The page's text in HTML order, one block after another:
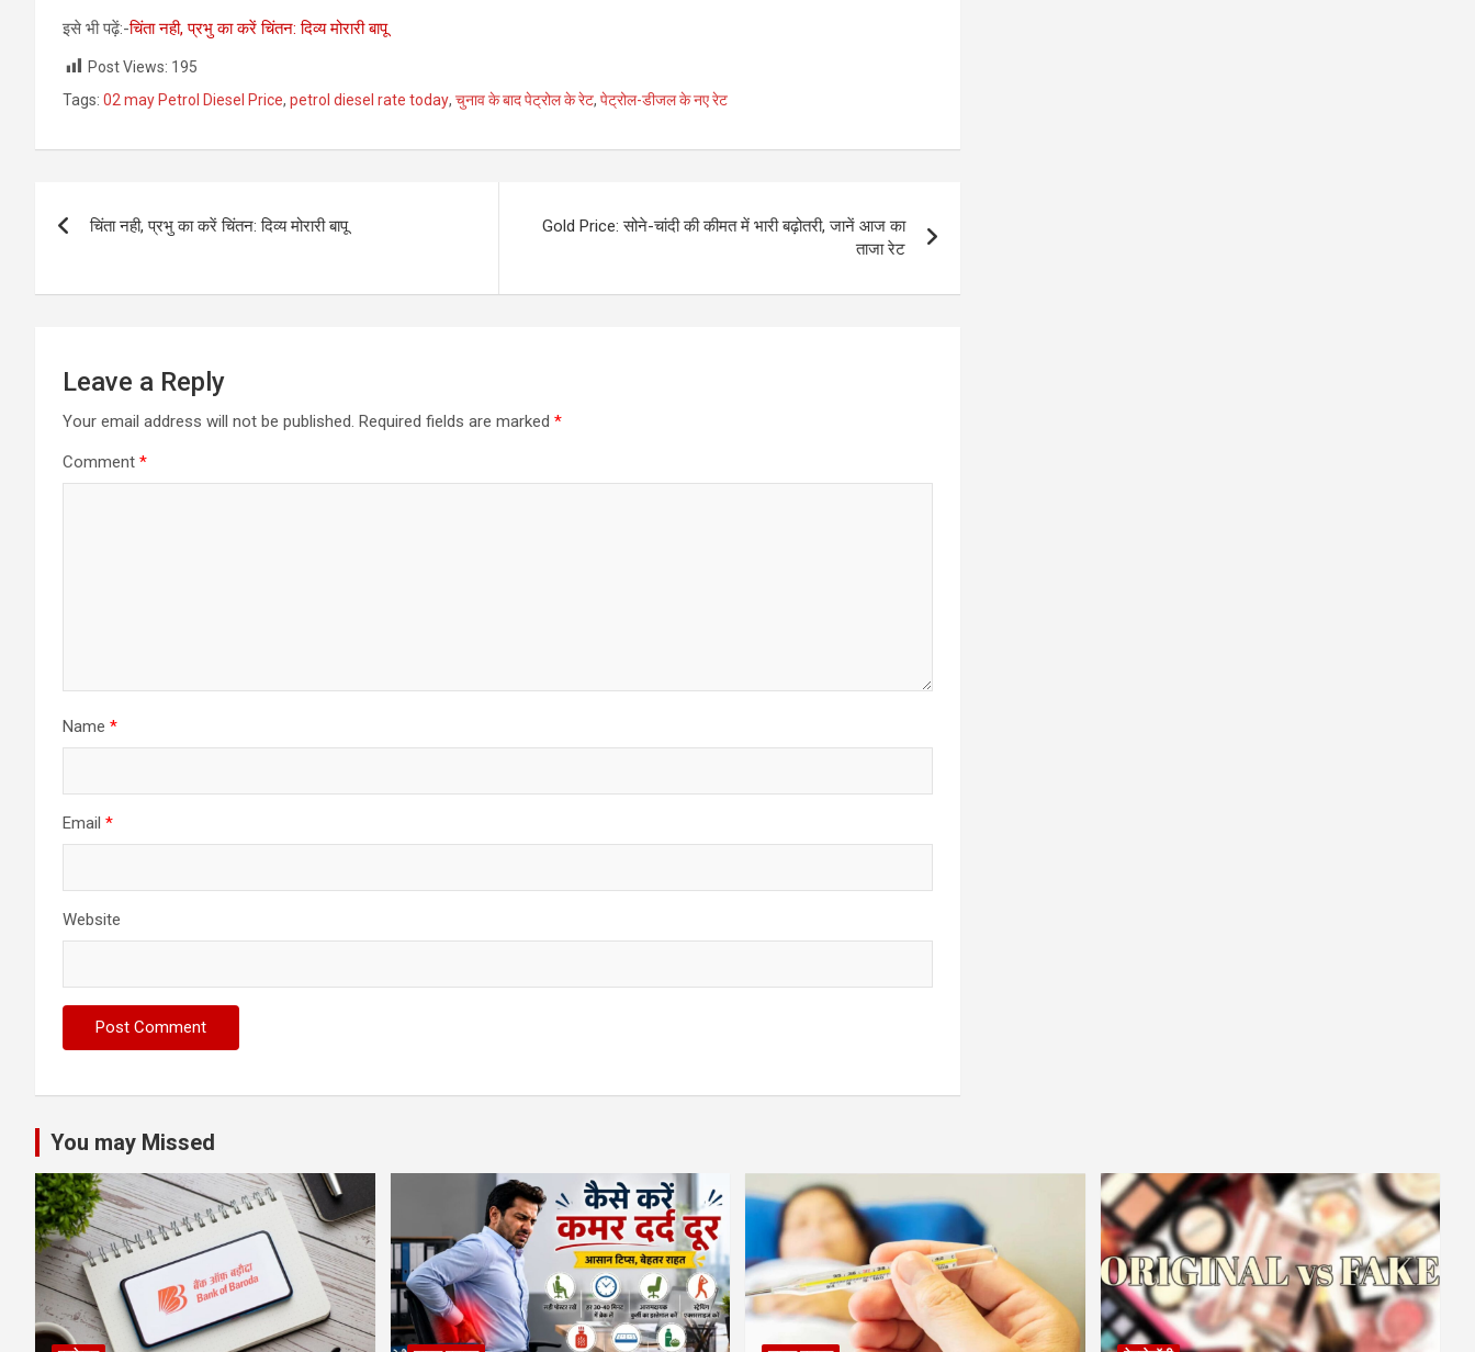
इसे भी पढ़ें:-चिंता नही, प्रभु का करें चिंतन: दिव्य मोरारी बापू
Post Views: 195
Tags: 02 may Petrol Diesel Price, petrol diesel rate today, चुनाव के बाद पेट्रोल के रेट, पेट्रोल-डीजल के नए रेट
navigation
चिंता नही, प्रभु का करें चिंतन: दिव्य मोरारी बापू
Gold Price: सोने-चांदी की कीमत में भारी बढ़ोतरी, जानें आज का
ताजा रेट
Leave a Reply
Your email address will not be published. Required fields are marked *
Comment *
Name *
Email *
Website
You may Missed